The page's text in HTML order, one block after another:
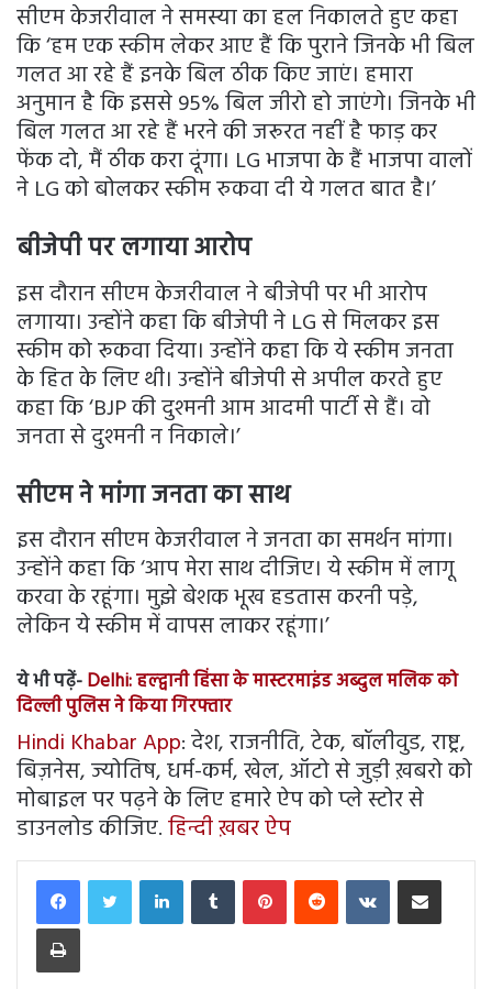
सीएम केजरीवाल ने समस्या का हल निकालते हुए कहा
कि ‘हम एक स्कीम लेकर आए हैं कि पुराने जिनके भी बिल
गलत आ रहे हैं इनके बिल ठीक किए जाएं। हमारा
अनुमान है कि इससे 95% बिल जीरो हो जाएंगे। जिनके भी
बिल गलत आ रहे हैं भरने की जरूरत नहीं है फाड़ कर
फेंक दो, मैं ठीक करा दूंगा। LG भाजपा के हैं भाजपा वालों
ने LG को बोलकर स्कीम रुकवा दी ये गलत बात है।’
बीजेपी पर लगाया आरोप
इस दौरान सीएम केजरीवाल ने बीजेपी पर भी आरोप
लगाया। उन्होंने कहा कि बीजेपी ने LG से मिलकर इस
स्कीम को रूकवा दिया। उन्होंने कहा कि ये स्कीम जनता
के हित के लिए थी। उन्होंने बीजेपी से अपील करते हुए
कहा कि ‘BJP की दुश्मनी आम आदमी पार्टी से हैं। वो
जनता से दुश्मनी न निकाले।’
सीएम ने मांगा जनता का साथ
इस दौरान सीएम केजरीवाल ने जनता का समर्थन मांगा।
उन्होंने कहा कि ‘आप मेरा साथ दीजिए। ये स्कीम में लागू
करवा के रहूंगा। मुझे बेशक भूख हडतास करनी पड़े,
लेकिन ये स्कीम में वापस लाकर रहूंगा।’
ये भी पढ़ें-Delhi: हल्द्वानी हिंसा के मास्टरमाइंड अब्दुल मलिक को
दिल्ली पुलिस ने किया गिरफ्तार
Hindi Khabar App: देश, राजनीति, टेक, बॉलीवुड, राष्ट्र,
बिज़नेस, ज्योतिष, धर्म-कर्म, खेल, ऑटो से जुड़ी ख़बरो को
मोबाइल पर पढ़ने के लिए हमारे ऐप को प्ले स्टोर से
डाउनलोड कीजिए.हिन्दी ख़बर ऐप
LinkedInTumblr PinterestReddit VKontakteShare via Email
Print